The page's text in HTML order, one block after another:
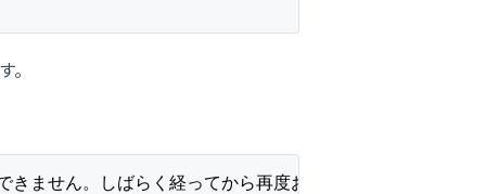
ません。しばらく経ってから再度お試しください。